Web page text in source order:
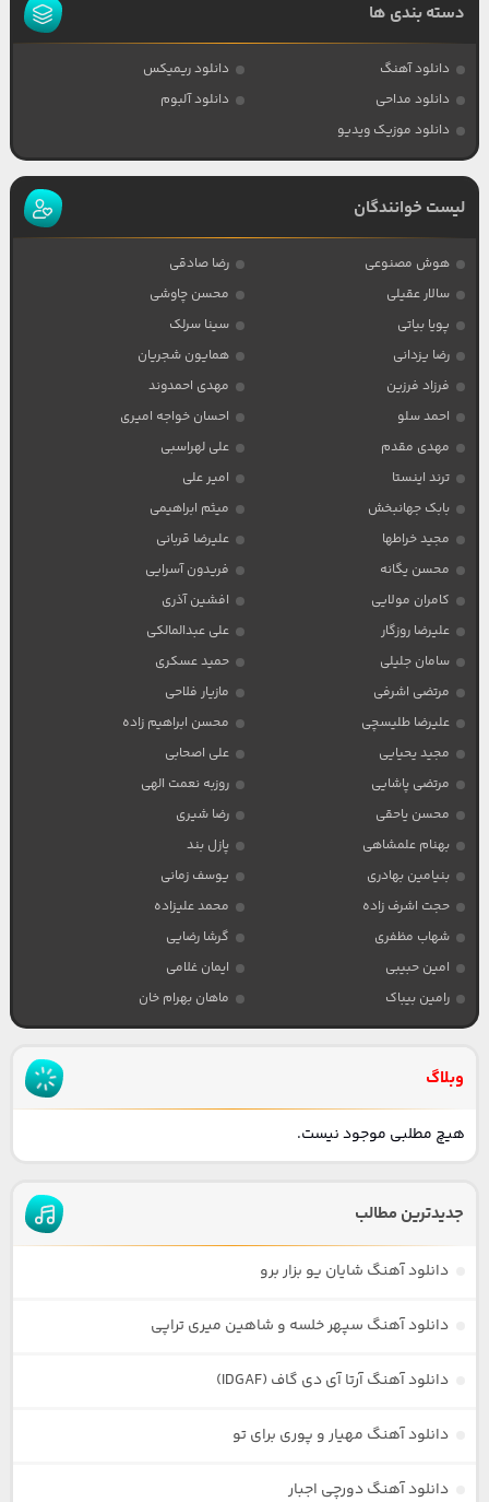
دسته بندی ها
دانلود آهنگ
دانلود ریمیکس
دانلود مداحی
دانلود آلبوم
دانلود موزیک ویدیو
لیست خوانندگان
هوش مصنوعی
رضا صادقی
سالار عقیلی
محسن چاوشی
پویا بیاتی
سینا سرلک
رضا یزدانی
همایون شجریان
فرزاد فرزین
مهدی احمدوند
احمد سلو
احسان خواجه امیری
مهدی مقدم
علی لهراسبی
ترند اینستا
امیر علی
بابک جهانبخش
میثم ابراهیمی
مجید خراطها
علیرضا قربانی
محسن یگانه
فریدون آسرایی
کامران مولایی
افشین آذری
علیرضا روزگار
علی عبدالمالکی
سامان جلیلی
حمید عسکری
مرتضی اشرفی
مازیار فلاحی
علیرضا طلیسچی
محسن ابراهیم زاده
مجید یحیایی
علی اصحابی
مرتضی پاشایی
روزبه نعمت الهی
محسن یاحقی
رضا شیری
بهنام علمشاهی
پازل بند
بنیامین بهادری
یوسف زمانی
حجت اشرف زاده
محمد علیزاده
شهاب مظفری
گرشا رضایی
امین حبیبی
ایمان غلامی
رامین بیباک
ماهان بهرام خان
وبلاگ
هیچ مطلبی موجود نیست.
جدیدترین مطالب
دانلود آهنگ شایان یو بزار برو
دانلود آهنگ سپهر خلسه و شاهین میری تراپی
دانلود آهنگ آرتا آی دی گاف (IDGAF)
دانلود آهنگ مهیار و پوری برای تو
دانلود آهنگ دورچی اجبار